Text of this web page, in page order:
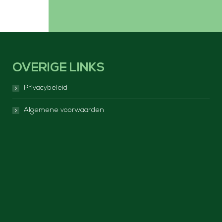
OVERIGE LINKS
Privacybeleid
Algemene voorwaarden